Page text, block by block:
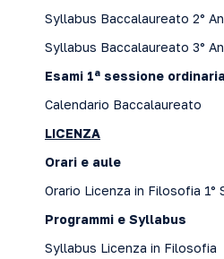
Syllabus Baccalaureato 2°
Syllabus Baccalaureato 3°
Esami 1a sessione
Calendario Baccalaureato
LICENZA
Orari e aule
Orario Licenza in Filosofia 1°
Programmi e Syllabus
Syllabus Licenza in Filosofia